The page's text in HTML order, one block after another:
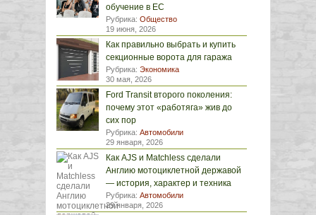
обучение в ЕС
Рубрика: Общество
19 июня, 2026
Как правильно выбрать и купить
секционные ворота для гаража
Рубрика: Экономика
30 мая, 2026
Ford Transit второго поколения:
почему этот «работяга» жив до
сих пор
Рубрика: Автомобили
29 января, 2026
Как AJS и Matchless сделали
Англию мотоциклетной державой
— история, характер и техника
Рубрика: Автомобили
29 января, 2026